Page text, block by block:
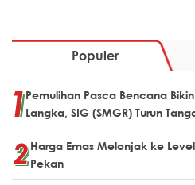
Populer
Pemulihan Pasca Bencana
Langka, SIG (SMGR) Turun
Harga Emas Melonjak ke
Pekan